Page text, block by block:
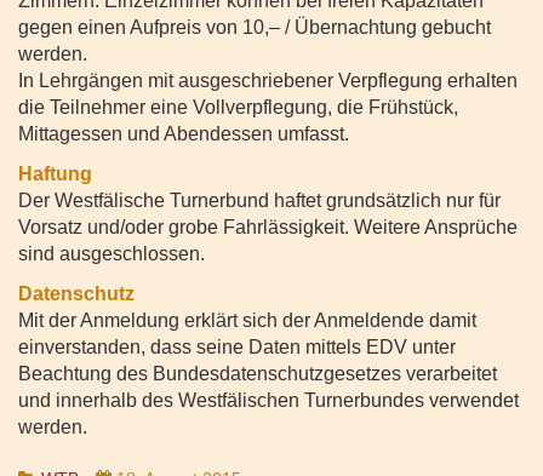
gegen einen Aufpreis von 10,– / Übernachtung gebucht
werden.
In Lehrgängen mit ausgeschriebener Verpflegung erhalten
die Teilnehmer eine Vollverpflegung, die Frühstück,
Mittagessen und Abendessen umfasst.
Haftung
Der Westfälische Turnerbund haftet grundsätzlich nur für
Vorsatz und/oder grobe Fahrlässigkeit. Weitere Ansprüche
sind ausgeschlossen.
Datenschutz
Mit der Anmeldung erklärt sich der Anmeldende damit
einverstanden, dass seine Daten mittels EDV unter
Beachtung des Bundesdatenschutzgesetzes verarbeitet
und innerhalb des Westfälischen Turnerbundes verwendet
werden.